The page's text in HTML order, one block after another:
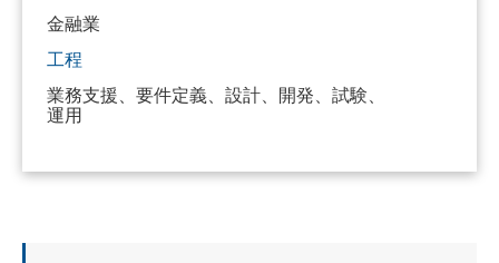
金融業
工程
業務支援、要件定義、設計、開発、試験、
運用